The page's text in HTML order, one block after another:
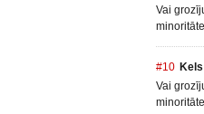
Vai
#10
Vai